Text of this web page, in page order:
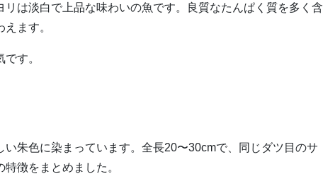
は淡白で上品な味わいの魚です。良質なたんぱく質を多く含
ます。
す。
朱色に染まっています。全長20〜30cmで、同じダツ目のサ
徴をまとめました。